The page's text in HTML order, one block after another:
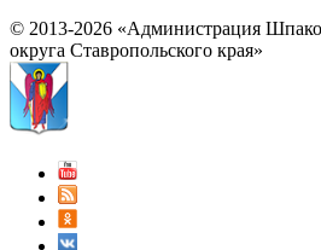
© 2013-2026 «Администрация
округа Ставропольского края»